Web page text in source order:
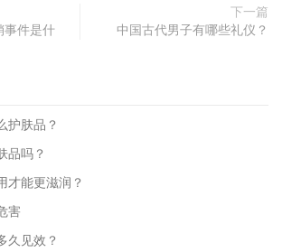
事件是什
下一篇
中国古代男子有哪些礼仪？
护肤品？
品吗？
才能更滋润？
害
久见效？